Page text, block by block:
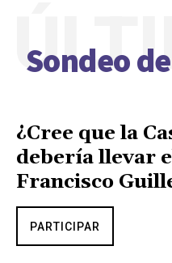
Sondeo
¿Cree que la
debería llevar
Francisco
PARTICIPAR